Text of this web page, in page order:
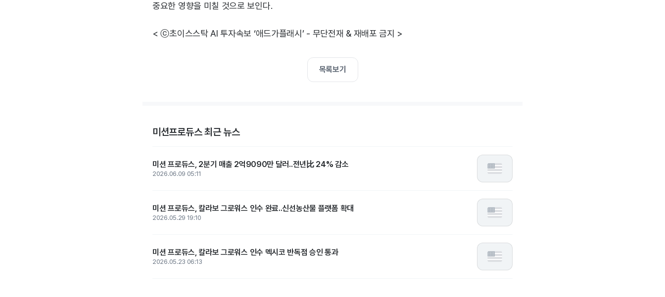
중요한 영향을 미칠 것으로 보인다.
< ⓒ초이스스탁 AI 투자속보 ‘애드가플래시’ - 무단전재 & 재배포 금지 >
목록보기
미션프로듀스 최근 뉴스
미션 프로듀스, 2분기 매출 2억9090만 달러..전년比 24% 감소
2026.06.09 05:11
미션 프로듀스, 칼라보 그로워스 인수 완료..신선농산물 플랫폼 확대
2026.05.29 19:10
미션 프로듀스, 칼라보 그로워스 인수 멕시코 반독점 승인 통과
2026.05.23 06:13